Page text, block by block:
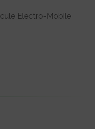
Electro-Mobile